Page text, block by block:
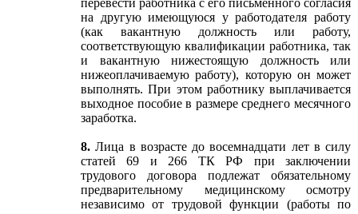
перевести работника с его письменного согласия
на другую имеющуюся у работодателя работу
(как вакантную должность или работу,
соответствующую квалификации работника, так
и вакантную нижестоящую должность или
нижеоплачиваемую работу), которую он может
выполнять. При этом работнику выплачивается
выходное пособие в размере среднего месячного
заработка.
8.Лица в возрасте до восемнадцати лет в силу
статей 69 и 266 ТК РФ при заключении
трудового договора подлежат обязательному
предварительному медицинскому осмотру
независимо от трудовой функции (работы по